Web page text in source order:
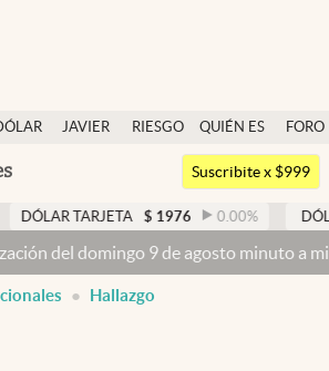
JAVIER
RIESGO
QUIÉN ES
QUIÉN
FORO
Argentina
México
Suscribite x $999
$ 1976 0.00% DÓLAR MEP $
9 de agosto minuto a minutoDólar
Hallazgo